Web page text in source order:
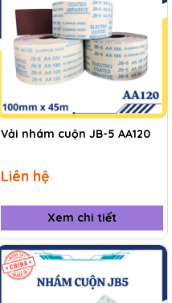
Vải nhám cuộn JB-5 AA120
Liên hệ
Xem chi tiết